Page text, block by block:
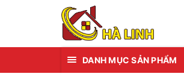
DANH MỤC SẢN PHẨM